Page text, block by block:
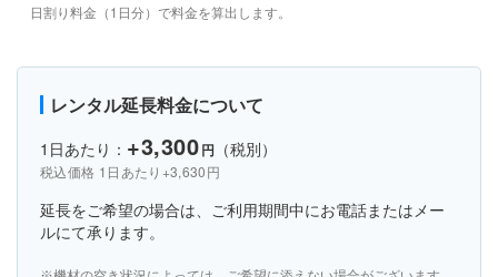
日割り料金（1日分）で料金を算出します。
レンタル延長料金について
1日あたり： +3,300円 （税別）
税込価格 1日あたり+3,630円
延長をご希望の場合は、ご利用期間中にお電話またはメー
ルにて承ります。